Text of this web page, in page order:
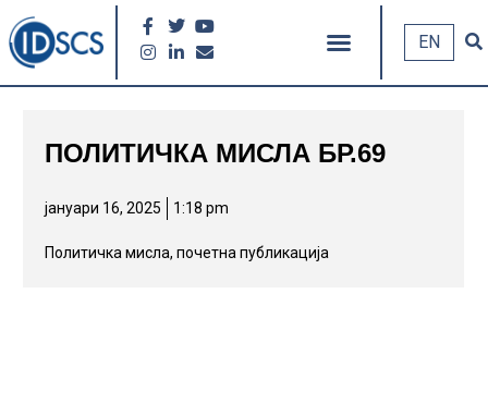
EN
ПОЛИТИЧКА МИСЛА БР.69
јануари 16, 2025 1:18 pm
Политичка мисла,почетна публикација